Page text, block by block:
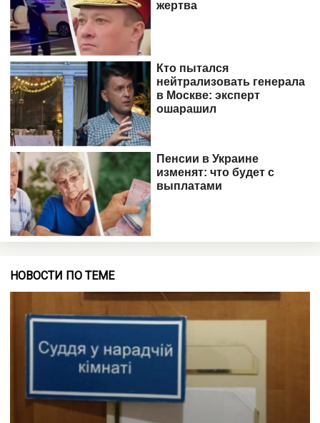
НОВОСТИ ПО ТЕМЕ